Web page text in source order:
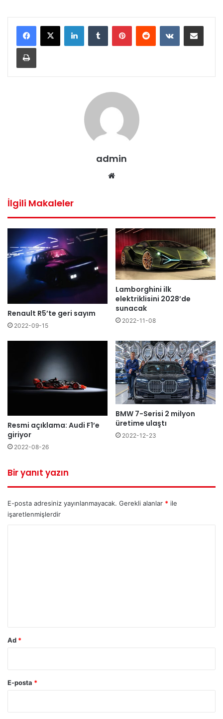
LinkedInTumblr PinterestReddit VKontakteE-Posta ile paylaş
Yazdır
admin
İlgili Makaleler
Renault R5’te geri sayım
2022-09-15
Lamborghini ilk
elektriklisini 2028’de
sunacak
2022-11-08
Resmi açıklama: Audi F1’e
giriyor
2022-08-26
BMW 7-Serisi 2 milyon
üretime ulaştı
2022-12-23
Bir yanıt yazın
E-posta adresiniz yayınlanmayacak. Gerekli alanlar * ile
işaretlenmişlerdir
Ad *
E-posta *